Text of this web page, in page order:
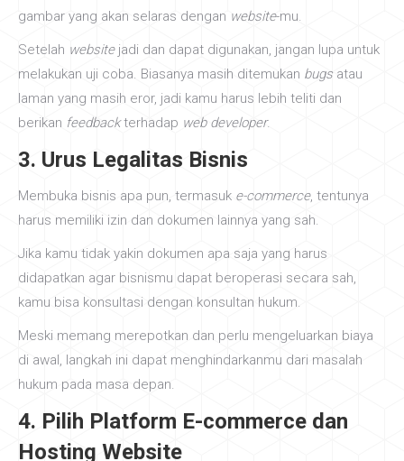
gambar yang akan selaras dengan website-mu.
Setelah websitejadi dan dapat digunakan, jangan lupa untuk
melakukan uji coba. Biasanya masih ditemukan bugs atau
laman yang masih eror, jadi kamu harus lebih teliti dan
berikan feedbackterhadap web developer.
3. Urus Legalitas Bisnis
Membuka bisnis apa pun, termasuk e-commerce, tentunya
harus memiliki izin dan dokumen lainnya yang sah.
Jika kamu tidak yakin dokumen apa saja yang harus
didapatkan agar bisnismu dapat beroperasi secara sah,
kamu bisa konsultasi dengan konsultan hukum.
Meski memang merepotkan dan perlu mengeluarkan biaya
di awal, langkah ini dapat menghindarkanmu dari masalah
hukum pada masa depan.
4. Pilih Platform E-commerce dan
Hosting Website